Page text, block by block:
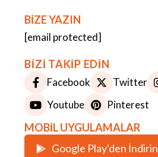
BİZE YAZIN
[email protected]
BİZİ TAKİP EDİN
Facebook Twitter
Youtube
Pinterest
MOBİL UYGULAMALAR
Google Play'den İndirin